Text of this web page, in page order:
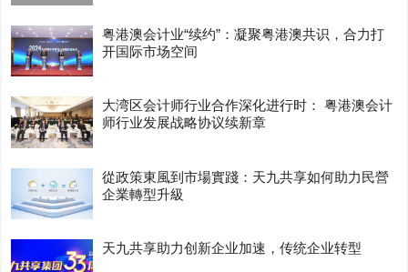
粤港澳会计业“续约”：凝聚粤港澳共识，合力打
开国际市场空间
大湾区会计师行业合作深化进行时： 粤港澳会计
师行业发展战略协议续新章
從政策東風到市場實踐：天九共享如何助力民營
企業轉型升級
天九共享助力创新企业加速，传统企业转型